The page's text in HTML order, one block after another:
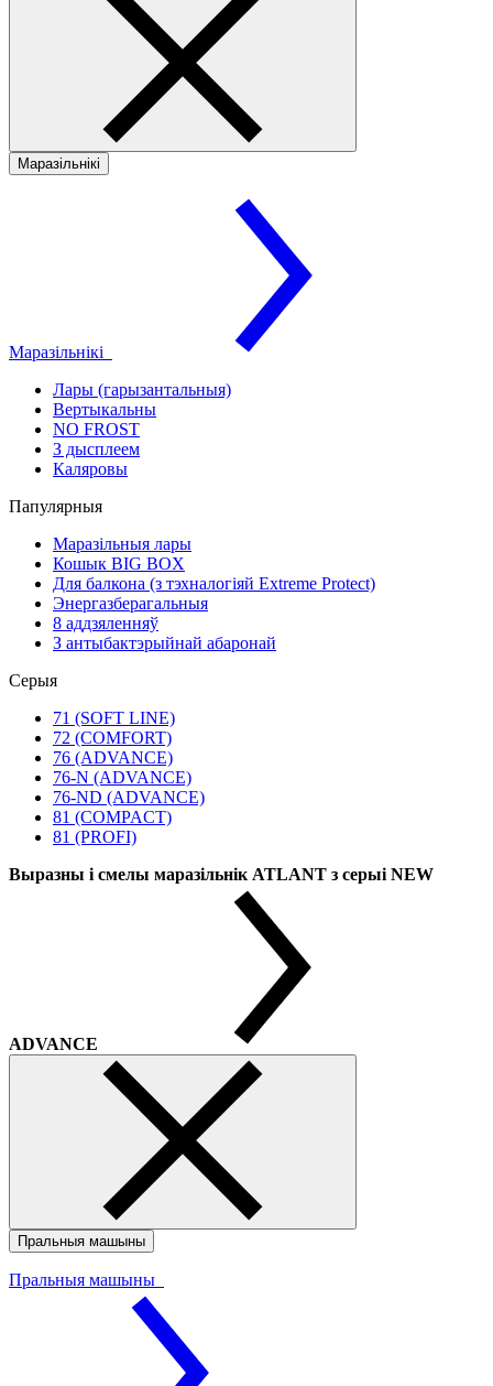
Маразільнікі
Маразільнікі
Лары (гарызантальныя)
Вертыкальны
NO FROST
З дысплеем
Каляровы
Папулярныя
Маразільныя лары
Кошык BIG BOX
Для балкона (з тэхналогіяй Extreme Protect)
Энергазберагальныя
8 аддзяленняў
З антыбактэрыйнай абаронай
Серыя
71 (SOFT LINE)
72 (COMFORT)
76 (ADVANCE)
76-N (ADVANCE)
76-ND (ADVANCE)
81 (COMPACT)
81 (PROFI)
Выразны і смелы маразільнік ATLANT з серыі NEW
ADVANCE
Пральныя машыны
Пральныя машыны